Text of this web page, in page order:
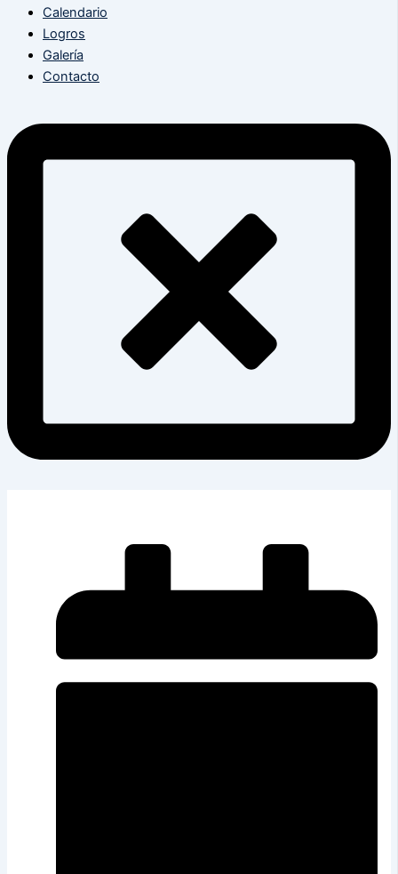
Calendario
Logros
Galería
Contacto